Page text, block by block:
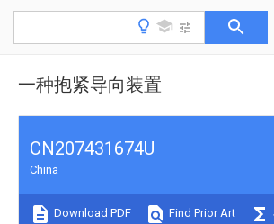
一种抱紧导向装置
CN207431674U
China
Download PDF Find Prior Art